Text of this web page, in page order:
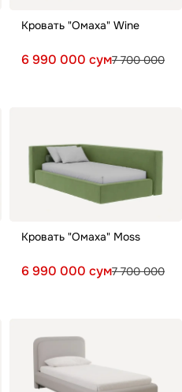
Кровать "Омаха" Wine
6 990 000 сум7 700 000
Кровать "Омаха" Moss
6 990 000 сум7 700 000